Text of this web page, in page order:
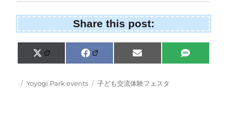
Share this post:
Share
on
X
(
w
i
Share
on
F
a
e
Share
on
E
m
i
l
Share
on
S
M
Posted
Categories
Yoyogi Park events Tags
子ども交流体験フェスタ